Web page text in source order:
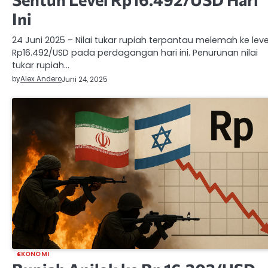
Ini
24 Juni 2025 – Nilai tukar rupiah terpantau melemah ke
Rp16.492/USD pada perdagangan hari ini. Penurunan nilai
tukar rupiah…
byAlex AnderoJuni 24, 2025
EKONOMI